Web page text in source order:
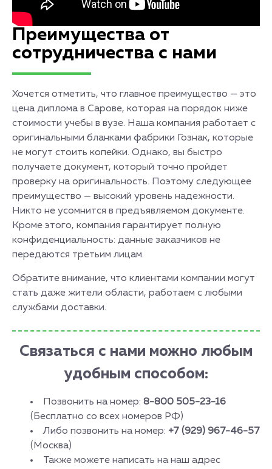
Преимущества от
сотрудничества с нами
Хочется отметить, что главное преимущество — это
цена диплома в Сарове, которая на порядок ниже
стоимости учебы в вузе. Наша компания работает с
оригинальными бланками фабрики Гознак, которые
не могут стоить копейки. Однако, вы быстро
получаете документ, который точно пройдет
проверку на оригинальность. Поэтому следующее
преимущество — высокий уровень надежности.
Никто не усомнится в предъявляемом документе.
Кроме этого, компания гарантирует полную
конфиденциальность: данные заказчиков не
передаются третьим лицам.
Обратите внимание, что клиентами компании могут
стать даже жители области, работаем с любыми
службами доставки.
Связаться с нами можно любым
удобным способом:
Позвонить на номер: 8-800 505-23-16
(Бесплатно со всех номеров РФ)
Либо позвонить на номер: +7 (929) 967-46-57
(Москва)
Также можете написать на наш адрес